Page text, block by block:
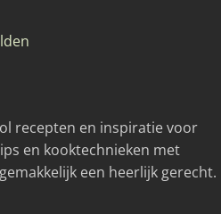
recepten en inspiratie voor
en kooktechnieken met
een heerlijk gerecht.